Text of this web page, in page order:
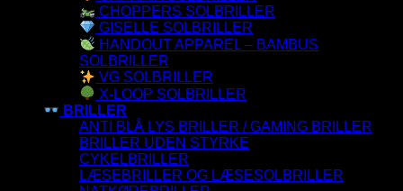
CHOPPERS SOLBRILLER
GISELLE SOLBRILLER
HANDOUT APPAREL – BAMBUS
SOLBRILLER
VG SOLBRILLER
X-LOOP SOLBRILLER
BRILLER
ANTI BLÅ LYS BRILLER / GAMING BRILLER
BRILLER UDEN STYRKE
CYKELBRILLER
LÆSEBRILLER OG LÆSESOLBRILLER